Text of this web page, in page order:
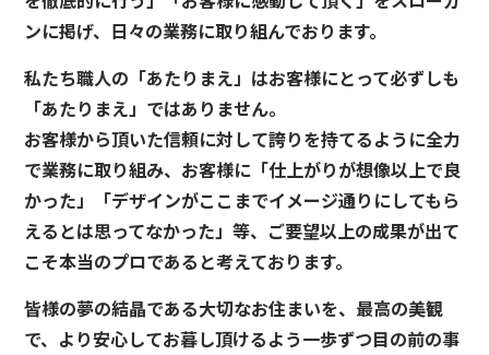
ンに掲げ、日々の業務に取り組んでおります。
私たち職人の「あたりまえ」はお客様にとって必ずしも
「あたりまえ」ではありません。
お客様から頂いた信頼に対して誇りを持てるように全力
で業務に取り組み、お客様に「仕上がりが想像以上で良
かった」「デザインがここまでイメージ通りにしてもら
えるとは思ってなかった」等、ご要望以上の成果が出て
こそ本当のプロであると考えております。
皆様の夢の結晶である大切なお住まいを、最高の美観
で、より安心してお暮し頂けるよう一歩ずつ目の前の事